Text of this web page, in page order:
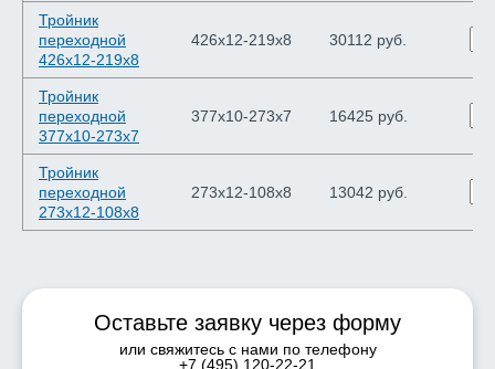
Тройник
переходной
426х12-219х8
426х12-219х8 30112 руб.
Тройник
переходной
377х10-273х7
377х10-273х7 16425 руб.
Тройник
переходной
273х12-108х8
273х12-108х8 13042 руб.
Оставьте заявку через форму
или свяжитесь с нами по телефону
+7 (495) 120-22-21